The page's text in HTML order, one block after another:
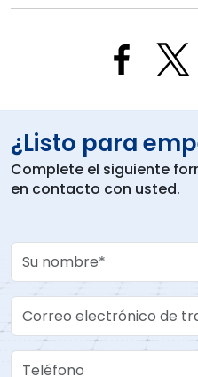
¿Listo para
Complete el siguiente
en contacto con usted.
Your Name
Work Email
Teléfono